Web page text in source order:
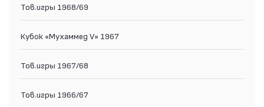
Тов.игры 1968/69
Кубок «Мухаммед V» 1967
Тов.игры 1967/68
Тов.игры 1966/67